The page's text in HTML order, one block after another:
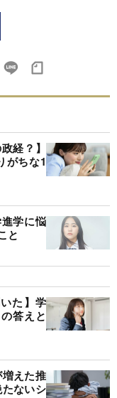
経？】
がちな1
学に悩
と
た】学
答えと
増えた推
ないシ